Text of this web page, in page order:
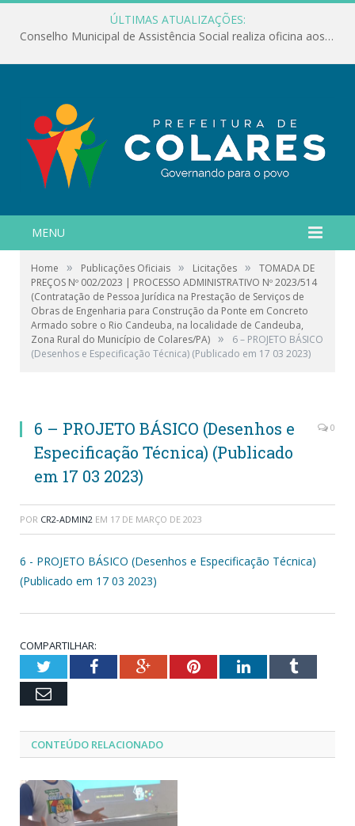
ÚLTIMAS ATUALIZAÇÕES:
Conselho Municipal de Assistência Social realiza oficina aos servidores
MENU
Home » Publicações Oficiais » Licitações »
TOMADA DE
PREÇOS Nº 002/2023 | PROCESSO ADMINISTRATIVO Nº 2023/514
(Contratação de Pessoa Jurídica na Prestação de Serviços de
Obras de Engenharia para Construção da Ponte em Concreto
Armado sobre o Rio Candeuba, na localidade de Candeuba,
Zona Rural do Município de Colares/PA) »
6 – PROJETO BÁSICO
(Desenhos e Especificação Técnica) (Publicado em 17 03 2023)
6 – PROJETO BÁSICO (Desenhos e
Especificação Técnica) (Publicado
em 17 03 2023)
0
POR CR2-ADMIN2 EM 17 DE MARÇO DE 2023
6 - PROJETO BÁSICO (Desenhos e Especificação Técnica)
(Publicado em 17 03 2023)
COMPARTILHAR:
TwitterFacebookGoogle+PinterestLinkedInTumblr
Email
CONTEÚDO RELACIONADO